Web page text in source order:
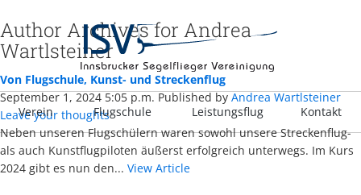
Verein Flugschule Leistungsflug Kontakt
Author Archives for Andrea
Wartlsteiner
Von Flugschule, Kunst- und Streckenflug
September 1, 2024 5:05 p.m. Published byAndrea Wartlsteiner
Leave your thoughts
Neben unseren Flugschülern waren sowohl unsere Streckenflug-
als auch Kunstflugpiloten äußerst erfolgreich unterwegs. Im Kurs
2024 gibt es nun den... View Article